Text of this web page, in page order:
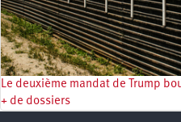
Le deuxième mandat de Trump
+ de dossiers